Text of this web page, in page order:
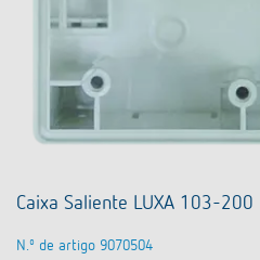
Caixa Saliente LUXA 103-200
N.º de artigo 9070504